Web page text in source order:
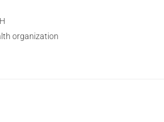
organization